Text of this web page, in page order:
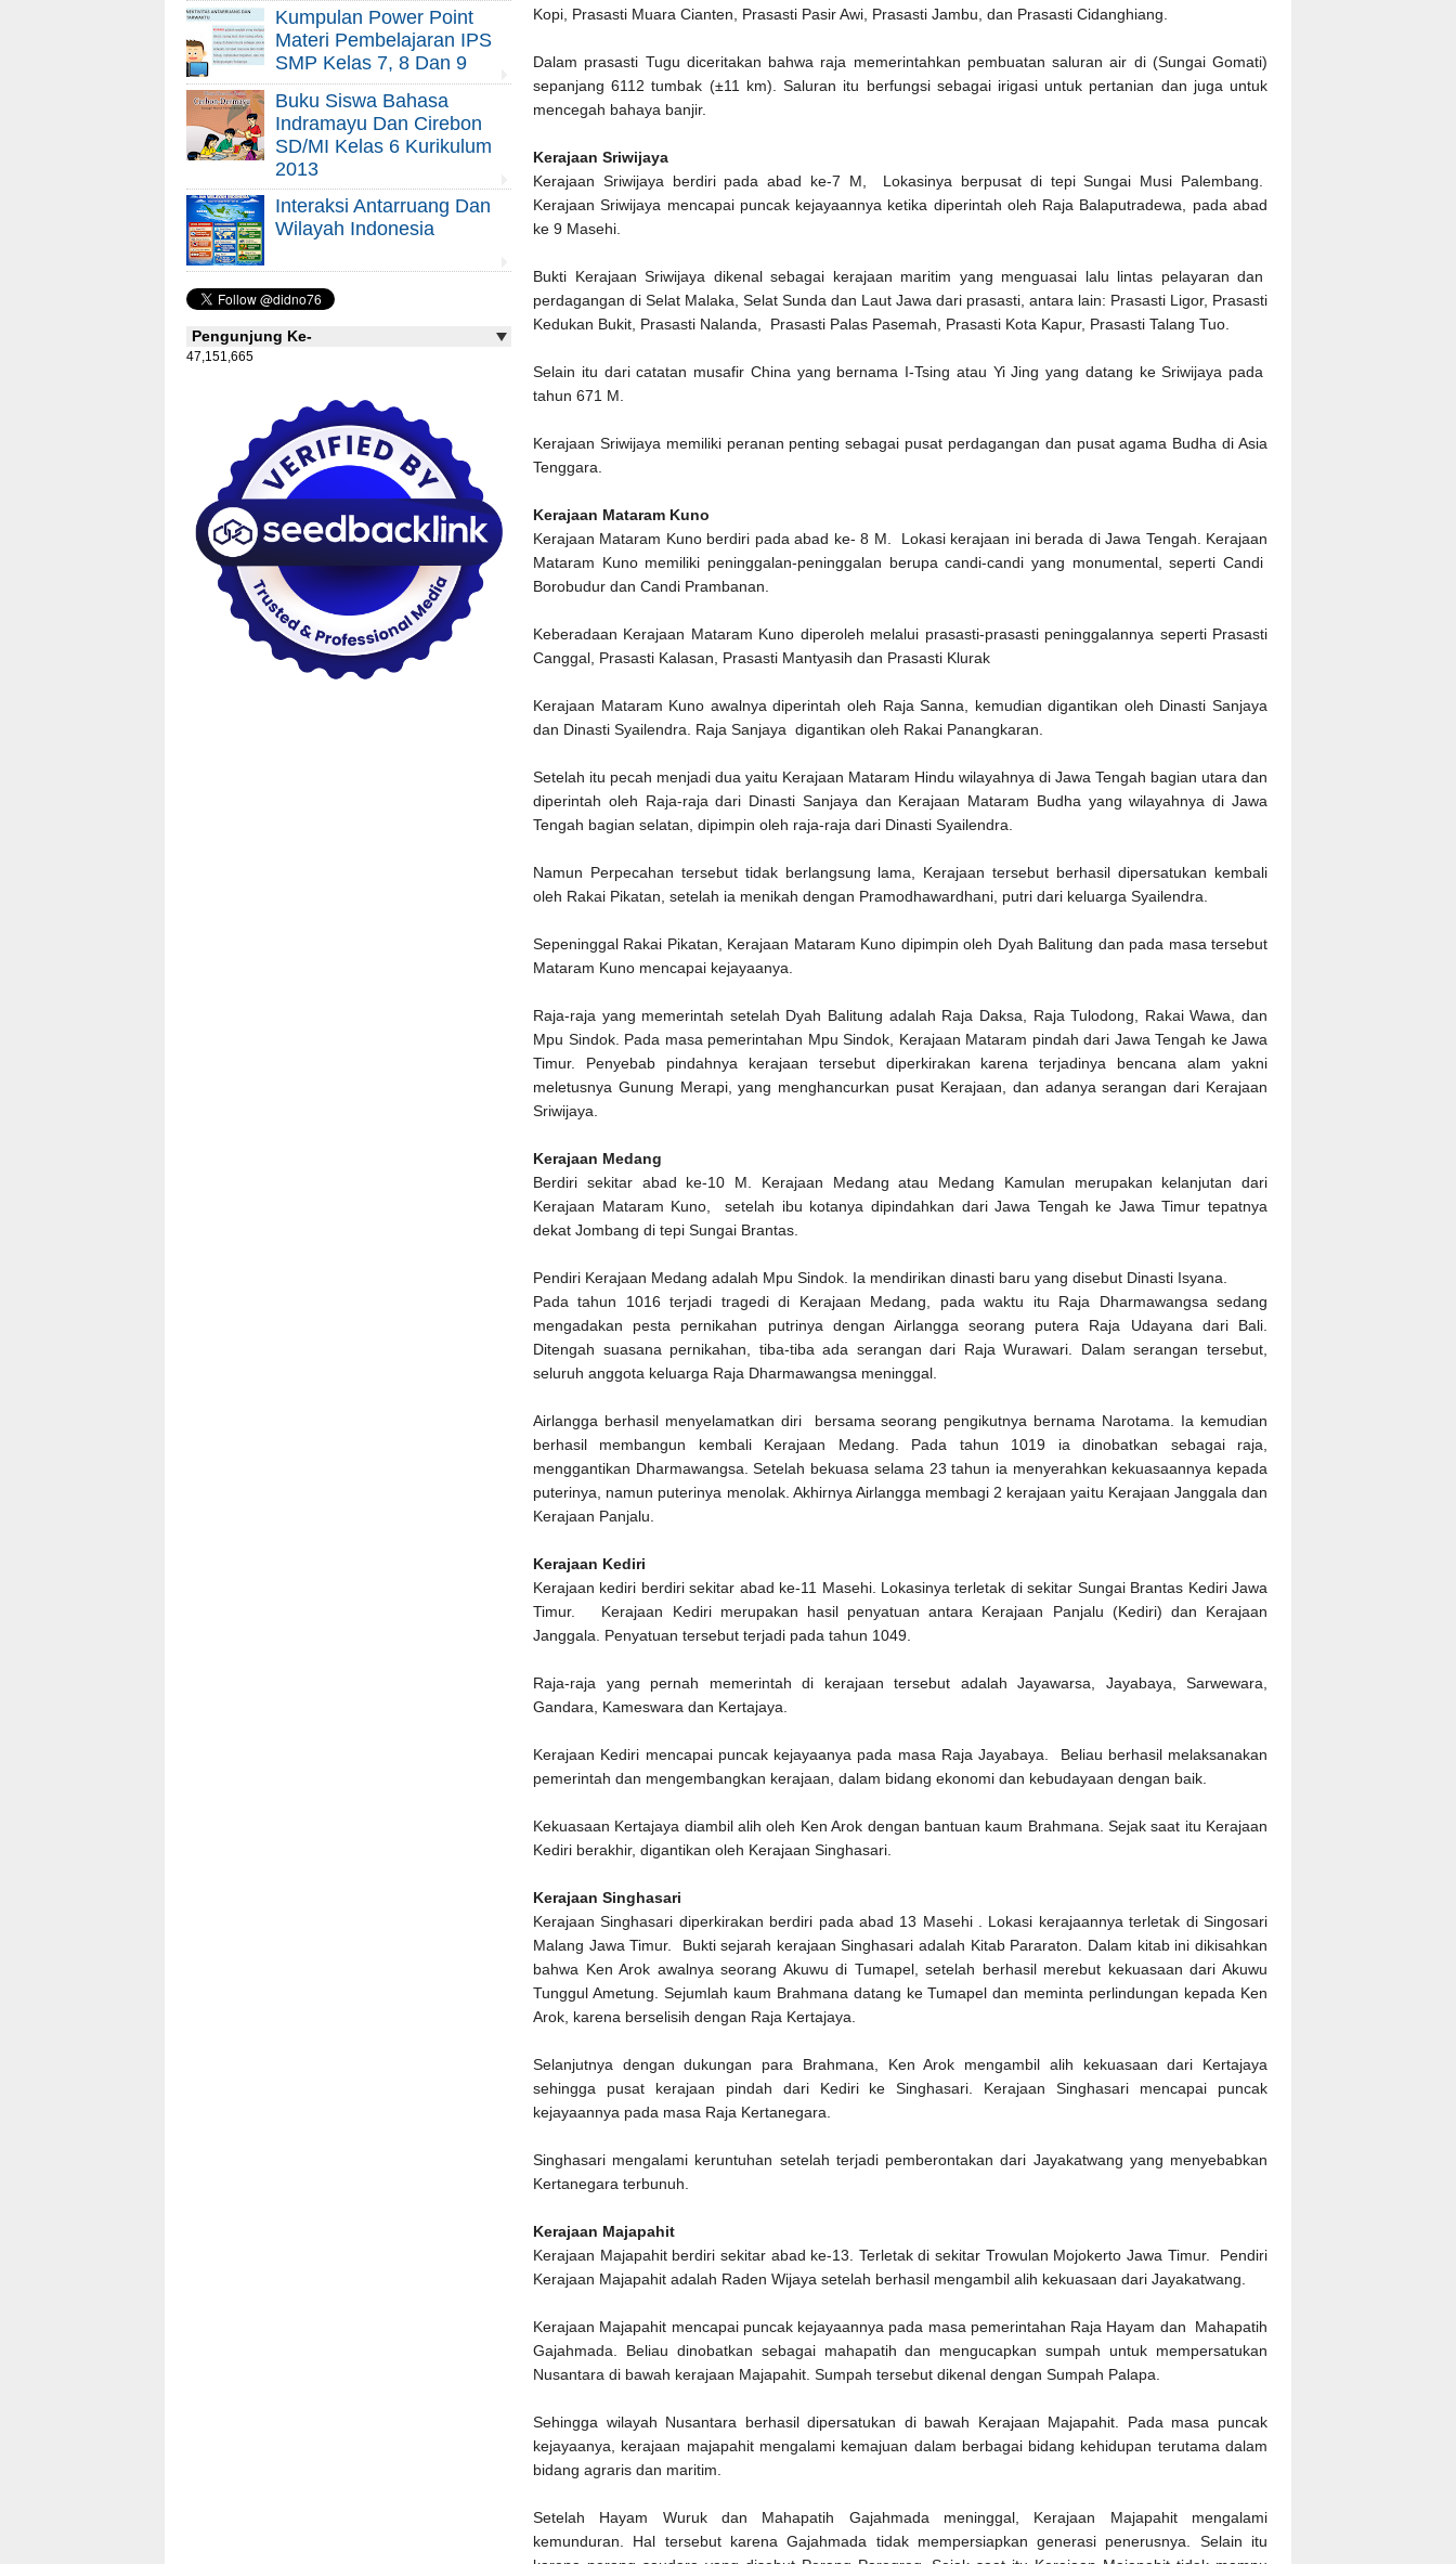
Kopi, Prasasti Muara Cianten, Prasasti Pasir Awi, Prasasti Jambu, dan Prasasti Cidanghiang.
Dalam prasasti Tugu diceritakan bahwa raja memerintahkan pembuatan saluran air di (Sungai Gomati)
sepanjang 6112 tumbak (±11 km). Saluran itu berfungsi sebagai irigasi untuk pertanian dan juga untuk
mencegah bahaya banjir.
Kerajaan Sriwijaya
Kerajaan Sriwijaya berdiri pada abad ke-7 M, Lokasinya berpusat di tepi Sungai Musi Palembang.
Kerajaan Sriwijaya mencapai puncak kejayaannya ketika diperintah oleh Raja Balaputradewa, pada abad
ke 9 Masehi.
Bukti Kerajaan Sriwijaya dikenal sebagai kerajaan maritim yang menguasai lalu lintas pelayaran dan
perdagangan di Selat Malaka, Selat Sunda dan Laut Jawa dari prasasti, antara lain: Prasasti Ligor, Prasasti
Kedukan Bukit, Prasasti Nalanda, Prasasti Palas Pasemah, Prasasti Kota Kapur, Prasasti Talang Tuo.
Selain itu dari catatan musafir China yang bernama I-Tsing atau Yi Jing yang datang ke Sriwijaya pada
tahun 671 M.
Kerajaan Sriwijaya memiliki peranan penting sebagai pusat perdagangan dan pusat agama Budha di Asia
Tenggara.
Kerajaan Mataram Kuno
Kerajaan Mataram Kuno berdiri pada abad ke- 8 M. Lokasi kerajaan ini berada di Jawa Tengah. Kerajaan
Mataram Kuno memiliki peninggalan-peninggalan berupa candi-candi yang monumental, seperti Candi
Borobudur dan Candi Prambanan.
Keberadaan Kerajaan Mataram Kuno diperoleh melalui prasasti-prasasti peninggalannya seperti Prasasti
Canggal, Prasasti Kalasan, Prasasti Mantyasih dan Prasasti Klurak
Kerajaan Mataram Kuno awalnya diperintah oleh Raja Sanna, kemudian digantikan oleh Dinasti Sanjaya
dan Dinasti Syailendra. Raja Sanjaya digantikan oleh Rakai Panangkaran.
Setelah itu pecah menjadi dua yaitu Kerajaan Mataram Hindu wilayahnya di Jawa Tengah bagian utara dan
diperintah oleh Raja-raja dari Dinasti Sanjaya dan Kerajaan Mataram Budha yang wilayahnya di Jawa
Tengah bagian selatan, dipimpin oleh raja-raja dari Dinasti Syailendra.
Namun Perpecahan tersebut tidak berlangsung lama, Kerajaan tersebut berhasil dipersatukan kembali
oleh Rakai Pikatan, setelah ia menikah dengan Pramodhawardhani, putri dari keluarga Syailendra.
Sepeninggal Rakai Pikatan, Kerajaan Mataram Kuno dipimpin oleh Dyah Balitung dan pada masa tersebut
Mataram Kuno mencapai kejayaanya.
Raja-raja yang memerintah setelah Dyah Balitung adalah Raja Daksa, Raja Tulodong, Rakai Wawa, dan
Mpu Sindok. Pada masa pemerintahan Mpu Sindok, Kerajaan Mataram pindah dari Jawa Tengah ke Jawa
Timur. Penyebab pindahnya kerajaan tersebut diperkirakan karena terjadinya bencana alam yakni
meletusnya Gunung Merapi, yang menghancurkan pusat Kerajaan, dan adanya serangan dari Kerajaan
Sriwijaya.
Kerajaan Medang
Berdiri sekitar abad ke-10 M. Kerajaan Medang atau Medang Kamulan merupakan kelanjutan dari
Kerajaan Mataram Kuno, setelah ibu kotanya dipindahkan dari Jawa Tengah ke Jawa Timur tepatnya
dekat Jombang di tepi Sungai Brantas.
Pendiri Kerajaan Medang adalah Mpu Sindok. Ia mendirikan dinasti baru yang disebut Dinasti Isyana.
Pada tahun 1016 terjadi tragedi di Kerajaan Medang, pada waktu itu Raja Dharmawangsa sedang
mengadakan pesta pernikahan putrinya dengan Airlangga seorang putera Raja Udayana dari Bali.
Ditengah suasana pernikahan, tiba-tiba ada serangan dari Raja Wurawari. Dalam serangan tersebut,
seluruh anggota keluarga Raja Dharmawangsa meninggal.
Airlangga berhasil menyelamatkan diri bersama seorang pengikutnya bernama Narotama. Ia kemudian
berhasil membangun kembali Kerajaan Medang. Pada tahun 1019 ia dinobatkan sebagai raja,
menggantikan Dharmawangsa. Setelah bekuasa selama 23 tahun ia menyerahkan kekuasaannya kepada
puterinya, namun puterinya menolak. Akhirnya Airlangga membagi 2 kerajaan yaitu Kerajaan Janggala dan
Kerajaan Panjalu.
Kerajaan Kediri
Kerajaan kediri berdiri sekitar abad ke-11 Masehi. Lokasinya terletak di sekitar Sungai Brantas Kediri Jawa
Timur. Kerajaan Kediri merupakan hasil penyatuan antara Kerajaan Panjalu (Kediri) dan Kerajaan
Janggala. Penyatuan tersebut terjadi pada tahun 1049.
Raja-raja yang pernah memerintah di kerajaan tersebut adalah Jayawarsa, Jayabaya, Sarwewara,
Gandara, Kameswara dan Kertajaya.
Kerajaan Kediri mencapai puncak kejayaanya pada masa Raja Jayabaya. Beliau berhasil melaksanakan
pemerintah dan mengembangkan kerajaan, dalam bidang ekonomi dan kebudayaan dengan baik.
Kekuasaan Kertajaya diambil alih oleh Ken Arok dengan bantuan kaum Brahmana. Sejak saat itu Kerajaan
Kediri berakhir, digantikan oleh Kerajaan Singhasari.
Kerajaan Singhasari
Kerajaan Singhasari diperkirakan berdiri pada abad 13 Masehi . Lokasi kerajaannya terletak di Singosari
Malang Jawa Timur. Bukti sejarah kerajaan Singhasari adalah Kitab Pararaton. Dalam kitab ini dikisahkan
bahwa Ken Arok awalnya seorang Akuwu di Tumapel, setelah berhasil merebut kekuasaan dari Akuwu
Tunggul Ametung. Sejumlah kaum Brahmana datang ke Tumapel dan meminta perlindungan kepada Ken
Arok, karena berselisih dengan Raja Kertajaya.
Selanjutnya dengan dukungan para Brahmana, Ken Arok mengambil alih kekuasaan dari Kertajaya
sehingga pusat kerajaan pindah dari Kediri ke Singhasari. Kerajaan Singhasari mencapai puncak
kejayaannya pada masa Raja Kertanegara.
Singhasari mengalami keruntuhan setelah terjadi pemberontakan dari Jayakatwang yang menyebabkan
Kertanegara terbunuh.
Kerajaan Majapahit
Kerajaan Majapahit berdiri sekitar abad ke-13. Terletak di sekitar Trowulan Mojokerto Jawa Timur. Pendiri
Kerajaan Majapahit adalah Raden Wijaya setelah berhasil mengambil alih kekuasaan dari Jayakatwang.
Kerajaan Majapahit mencapai puncak kejayaannya pada masa pemerintahan Raja Hayam dan Mahapatih
Gajahmada. Beliau dinobatkan sebagai mahapatih dan mengucapkan sumpah untuk mempersatukan
Nusantara di bawah kerajaan Majapahit. Sumpah tersebut dikenal dengan Sumpah Palapa.
Sehingga wilayah Nusantara berhasil dipersatukan di bawah Kerajaan Majapahit. Pada masa puncak
kejayaanya, kerajaan majapahit mengalami kemajuan dalam berbagai bidang kehidupan terutama dalam
bidang agraris dan maritim.
Setelah Hayam Wuruk dan Mahapatih Gajahmada meninggal, Kerajaan Majapahit mengalami
kemunduran. Hal tersebut karena Gajahmada tidak mempersiapkan generasi penerusnya. Selain itu
Kumpulan Power Point
Materi Pembelajaran IPS
SMP Kelas 7, 8 Dan 9
Buku Siswa Bahasa
Indramayu Dan Cirebon
SD/MI Kelas 6 Kurikulum
2013
Interaksi Antarruang Dan
Wilayah Indonesia
Pengunjung Ke-
47,151,665